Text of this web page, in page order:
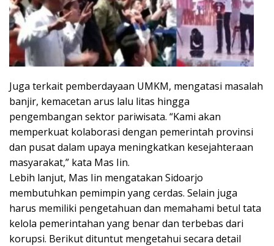
Juga terkait pemberdayaan UMKM, mengatasi masalah
banjir, kemacetan arus lalu litas hingga
pengembangan sektor pariwisata. “Kami akan
memperkuat kolaborasi dengan pemerintah provinsi
dan pusat dalam upaya meningkatkan kesejahteraan
masyarakat,” kata Mas Iin.
Lebih lanjut, Mas Iin mengatakan Sidoarjo
membutuhkan pemimpin yang cerdas. Selain juga
harus memiliki pengetahuan dan memahami betul tata
kelola pemerintahan yang benar dan terbebas dari
korupsi. Berikut dituntut mengetahui secara detail